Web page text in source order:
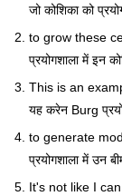
जो कोशिका को
to grow these
प्रयोगशाला में इन
This is an
यह करेन Burg
to generate
प्रयोगशाला में उन
It's not like I